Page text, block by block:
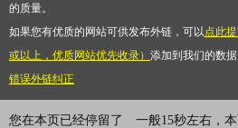
的质量。
如果您有优质的网站可供发布外链，可以点此
或以上，优质网站优先收录） 添加到我们的数
错误外链纠正
您在本页已经停留了
一般15秒左右，